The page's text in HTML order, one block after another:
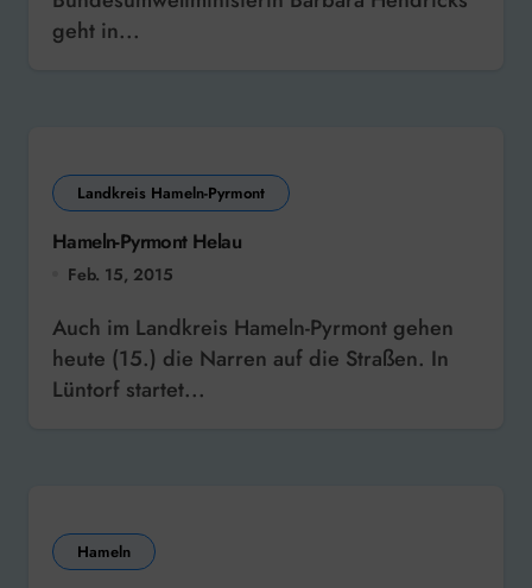
geht in...
Landkreis Hameln-Pyrmont
Hameln-Pyrmont Helau
Feb. 15, 2015
Auch im Landkreis Hameln-Pyrmont gehen
heute (15.) die Narren auf die Straßen. In
Lüntorf startet...
Hameln